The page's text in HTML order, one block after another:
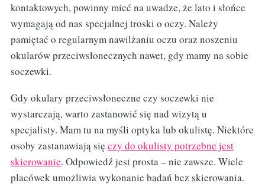
kontaktowych, powinny mieć na uwadze, że lato i słońce
wymagają od nas specjalnej troski o oczy. Należy
pamiętać o regularnym nawilżaniu oczu oraz noszeniu
okularów przeciwsłonecznych nawet, gdy mamy na sobie
soczewki.
Gdy okulary przeciwsłoneczne czy soczewki nie
wystarczają, warto zastanowić się nad wizytą u
specjalisty. Mam tu na myśli optyka lub okulistę. Niektóre
osoby zastanawiają się czy do okulisty potrzebne jest
skierowanie. Odpowiedź jest prosta – nie zawsze. Wiele
placówek umożliwia wykonanie badań bez skierowania.